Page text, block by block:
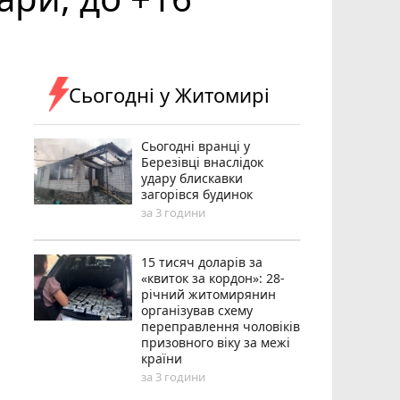
Сьогодні у Житомирі
Сьогодні вранці у
Березівці внаслідок
удару блискавки
загорівся будинок
за 3 години
15 тисяч доларів за
«квиток за кордон»: 28-
річний житомирянин
організував схему
переправлення чоловіків
призовного віку за межі
країни
за 3 години